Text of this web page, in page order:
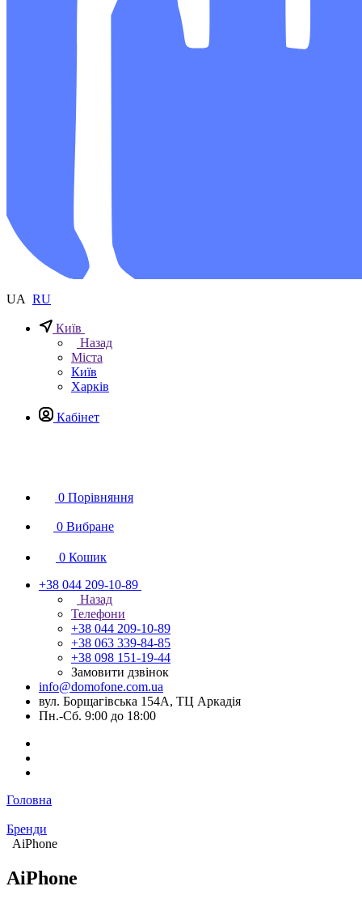
UA RU
Київ
Назад
Міста
Київ
Харків
Кабінет
0 Порівняння
0 Вибране
0 Кошик
+38 044 209-10-89
Назад
Телефони
+38 044 209-10-89
+38 063 339-84-85
+38 098 151-19-44
Замовити дзвінок
info@domofone.com.ua
вул. Борщагівська 154А, ТЦ Аркадія
Пн.-Сб. 9:00 до 18:00
Головна
Бренди
AiPhone
AiPhone